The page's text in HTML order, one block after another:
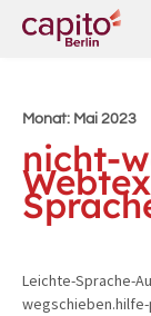
Monat: Mai 2023
nicht-
Leichte-Sprache-